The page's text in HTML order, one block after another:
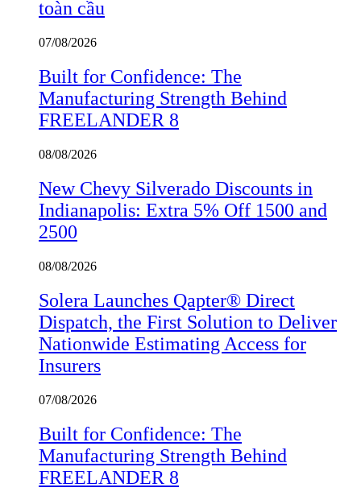
toàn cầu
07/08/2026
Built for Confidence: The
Manufacturing Strength Behind
FREELANDER 8
08/08/2026
New Chevy Silverado Discounts in
Indianapolis: Extra 5% Off 1500 and
2500
08/08/2026
Solera Launches Qapter® Direct
Dispatch, the First Solution to Deliver
Nationwide Estimating Access for
Insurers
07/08/2026
Built for Confidence: The
Manufacturing Strength Behind
FREELANDER 8